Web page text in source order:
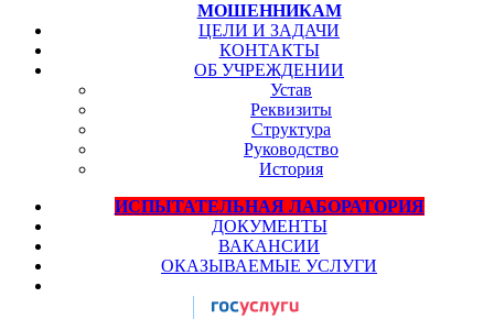
МОШЕННИКАМ
ЦЕЛИ И ЗАДАЧИ
КОНТАКТЫ
ОБ УЧРЕЖДЕНИИ
Устав
Реквизиты
Структура
Руководство
История
ИСПЫТАТЕЛЬНАЯ ЛАБОРАТОРИЯ
ДОКУМЕНТЫ
ВАКАНСИИ
ОКАЗЫВАЕМЫЕ УСЛУГИ